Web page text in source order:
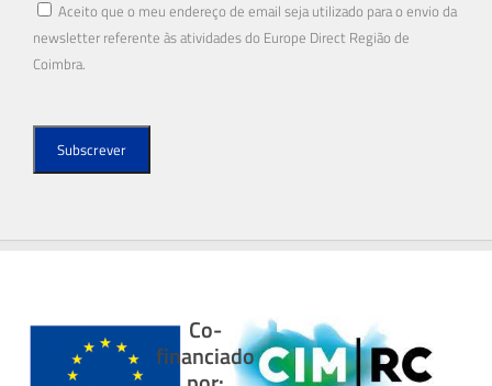
Aceito que o meu endereço de email seja utilizado para o envio da
newsletter referente às atividades do Europe Direct Região de
Coimbra.
Co-
financiado